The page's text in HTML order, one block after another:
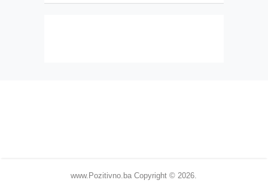
www.Pozitivno.ba Copyright © 2026.